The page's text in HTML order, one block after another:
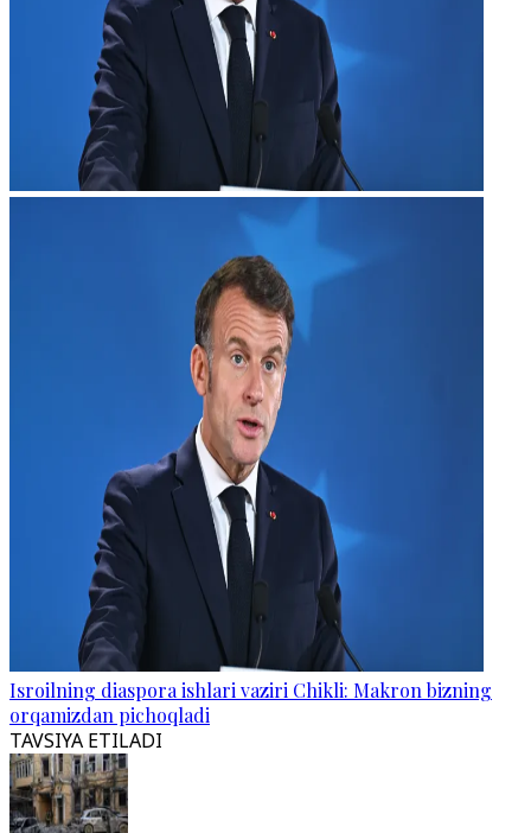
Isroilning diaspora ishlari vaziri Chikli: Makron bizning
orqamizdan pichoqladi
TAVSIYA ETILADI